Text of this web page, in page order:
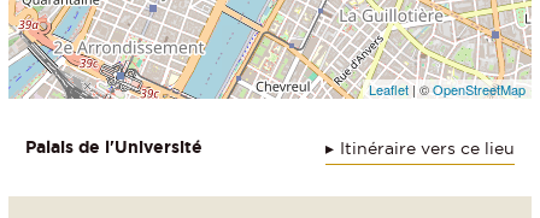
Leaflet| ©OpenStreetMap
Itinéraire vers ce lieu
Palais de l'Université